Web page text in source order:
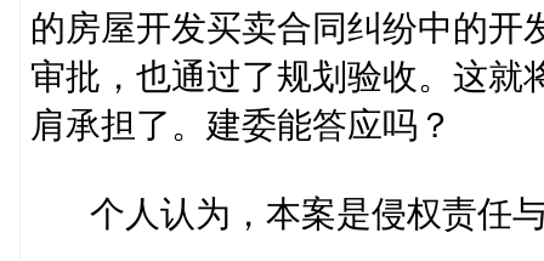
的房屋开发买卖合同纠纷中的开
审批，也通过了规划验收。这就
肩承担了。建委能答应吗？
个人认为，本案是侵权责任